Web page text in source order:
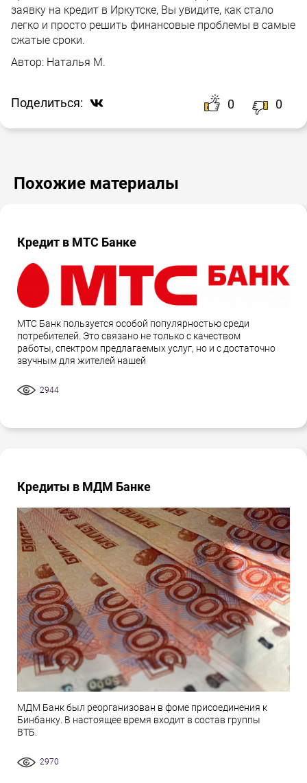
заявку на кредит в Иркутске, Вы увидите, как стало
легко и просто решить финансовые проблемы в самые
сжатые сроки.
Автор: Наталья М.
Поделиться: 0 0
Похожие материалы
Кредит в МТС Банке
МТС Банк пользуется особой популярностью среди
потребителей. Это связано не только с качеством
работы, спектром предлагаемых услуг, но и с достаточно
звучным для жителей нашей
2944
Кредиты в МДМ Банке
МДМ Банк был реорганизован в фоме присоединения к
Бинбанку. В настоящее время входит в состав группы
ВТБ.
2970